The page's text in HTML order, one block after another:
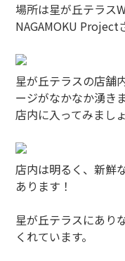
場所は星が丘テラス
NAGAMOKU Project
星が丘テラスの店舗
ージがなかなか湧き
店内に入ってみまし
店内は明るく、新鮮
あります！
星が丘テラスにあり
くれています。